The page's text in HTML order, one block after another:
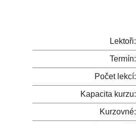
Lektoři:
Termín:
Počet lekcí:
Kapacita kurzu:
Kurzovné: